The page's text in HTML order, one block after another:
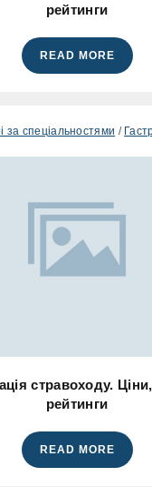
рейтинги
READ MORE
за спеціальностями /
стравоходу.
рейтинги
READ MORE